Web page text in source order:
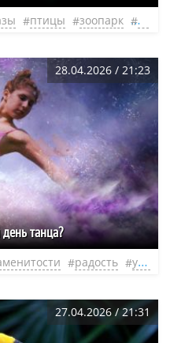
птицы зоопарк нео
28.04.2026 / 21:23
танца?
радость удовольствие
27.04.2026 / 21:31